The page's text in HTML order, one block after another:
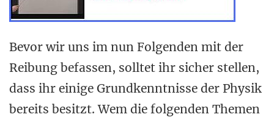
Bevor wir uns im nun Folgenden mit der
Reibung befassen, solltet ihr sicher stellen,
dass ihr einige Grundkenntnisse der Physik
bereits besitzt. Wem die folgenden Themen